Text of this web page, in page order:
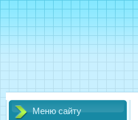
Меню сайту